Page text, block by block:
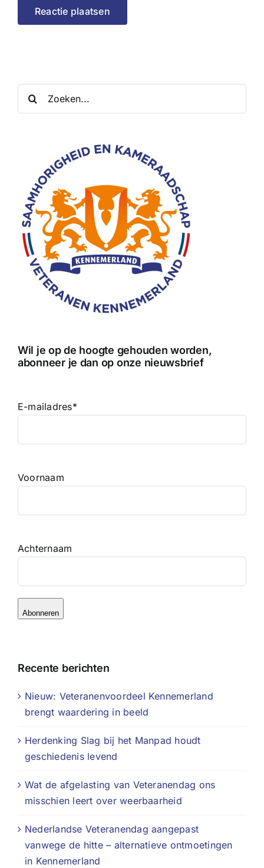
naar:
Wil je op de hoogte gehouden worden,
abonneer je dan op onze nieuwsbrief
E-mailadres*
Voornaam
Achternaam
Abonneren
Recente berichten
Nieuw: Veteranenvoordeel Kennemerland
brengt waardering in beeld
Herdenking Slag bij het Manpad houdt
geschiedenis levend
Wat de afgelasting van Veteranendag ons
misschien leert over weerbaarheid
Nederlandse Veteranendag aangepast
vanwege de hitte – alternatieve ontmoetingen
in Kennemerland